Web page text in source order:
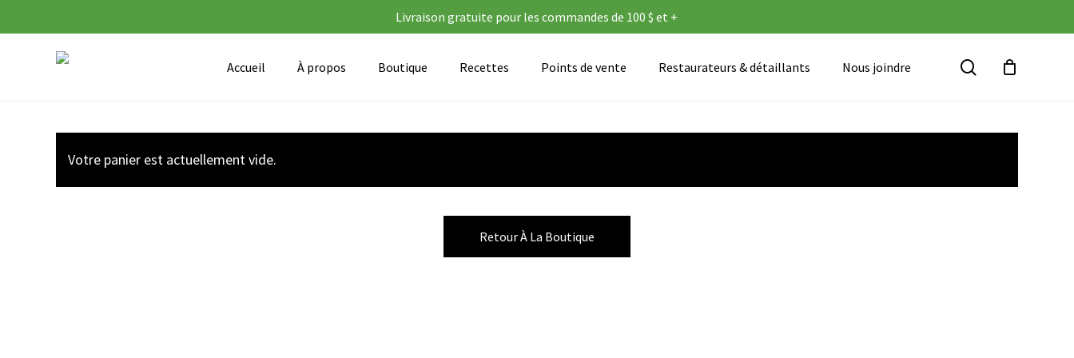
to
Livraison gratuite pour les commandes de 100 $ et +
Accueil À propos Boutique Recettes Points de vente Restaurateurs & détaillants Nous joindre search
Votre panier est actuellement vide.
Retour À La Boutique